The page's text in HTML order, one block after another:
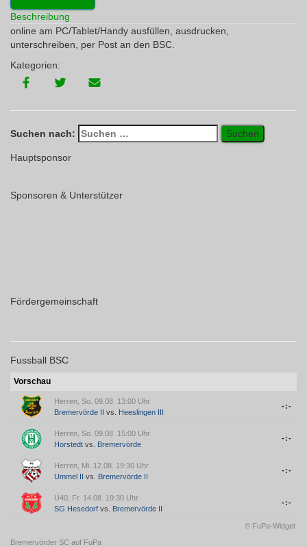
Beschreibung
online am PC/Tablet/Handy ausfüllen, ausdrucken,
unterschreiben, per Post an den BSC.
Kategorien:
Suchen nach:
Hauptsponsor
Sponsoren & Unterstützer
Fördergemeinschaft
Fussball BSC
Vorschau
Herren, So. 09.08. 13:00 Uhr
Bremervörde II vs. Heeslingen III
-:-
Herren, So. 09.08. 15:00 Uhr
Horstedt vs. Bremervörde
-:-
Herren, Mi. 12.08. 19:30 Uhr
Ummel II vs. Bremervörde II
-:-
Ü40, Fr. 14.08. 19:30 Uhr
SG Hesedorf vs. Bremervörde II
-:-
© FuPa-Widget
Bremervörder SC auf FuPa